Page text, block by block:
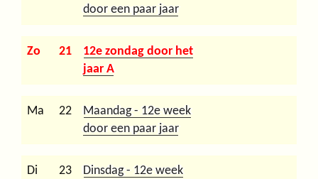
door een paar jaar
Zo 21
12e zondag door het
jaar A
Ma 22
Maandag - 12e week
door een paar jaar
Di 23
Dinsdag - 12e week